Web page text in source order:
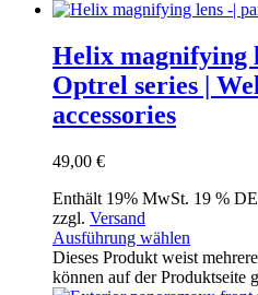
Helix magnifying
Optrel series |
accessories
49,00 €
Enthält 19% MwSt. 19 % DE
zzgl. Versand
Ausführung wählen
Dieses Produkt weist
können auf der Produktseite